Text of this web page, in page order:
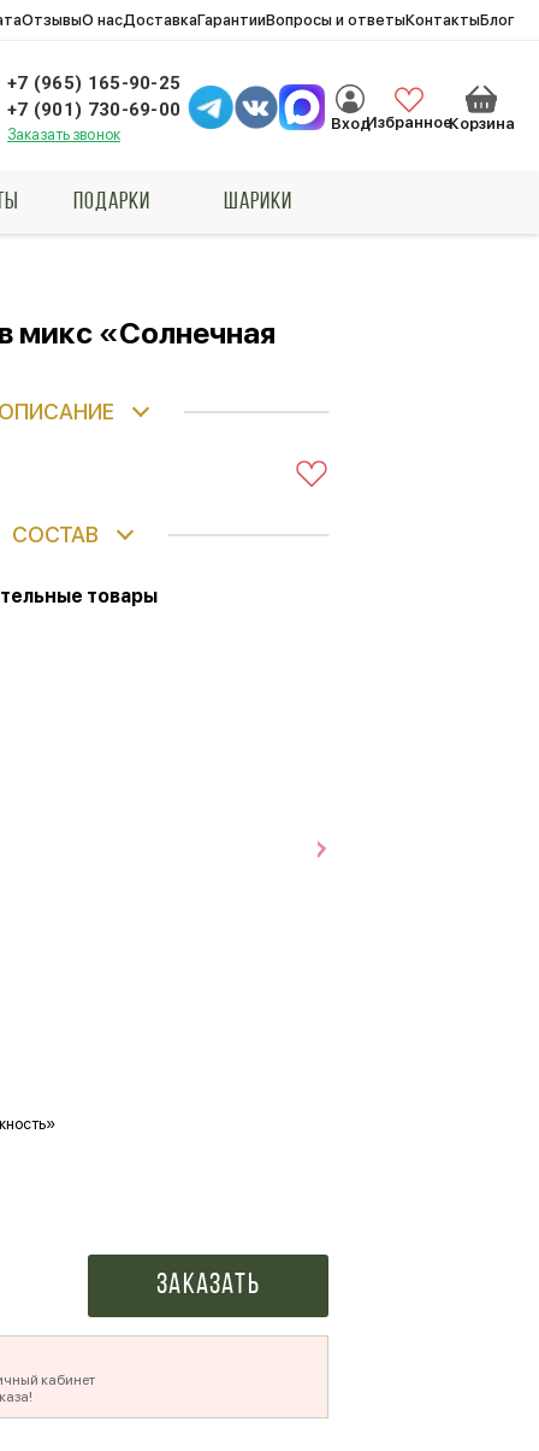
ОтзывыО насДоставкаГарантииВопросы и ответыКонтактыБлог
+7 (965) 165-90-25
+7 (901) 730-69-00
Заказать звонок
ВходИзбранноеКорзина
ПОДАРКИ ШАРИКИ
микс «Солнечная
ОПИСАНИЕ
СОСТАВ
товары
Заказать
кабинет